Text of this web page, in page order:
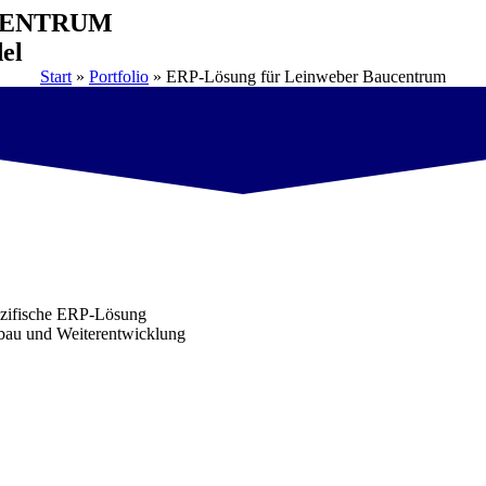
Start » Portfolio » ERP-Lösung für Leinweber Baucentrum
ERP-Lösung
und Weiterentwicklung